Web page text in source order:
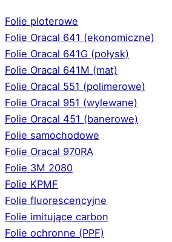
Folie ploterowe
Folie Oracal 641 (ekonomiczne)
Folie Oracal 641G (połysk)
Folie Oracal 641M (mat)
Folie Oracal 551 (polimerowe)
Folie Oracal 951 (wylewane)
Folie Oracal 451 (banerowe)
Folie samochodowe
Folie Oracal 970RA
Folie 3M 2080
Folie KPMF
Folie fluorescencyjne
Folie imitujące carbon
Folie ochronne (PPF)